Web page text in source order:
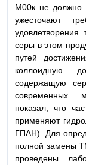
М00к не должно
ужесточают
удовлетворения
серы в этом
путей
коллоидную
содержащую
современных
показал, что
применяют
ГПАН). Для
полной замены
проведены